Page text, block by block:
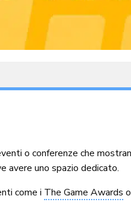
o conferenze che
avere uno spazio dedicato.
come i The Game Awards